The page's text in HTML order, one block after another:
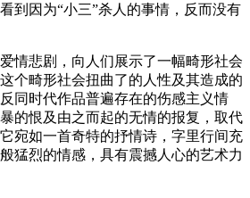
到因为“小三”杀人的事情，反而没有
情悲剧，向人们展示了一幅畸形社会
个畸形社会扭曲了的人性及其造成的
同时代作品普遍存在的伤感主义情
的恨及由之而起的无情的报复，取代
宛如一首奇特的抒情诗，字里行间充
猛烈的情感，具有震撼人心的艺术力